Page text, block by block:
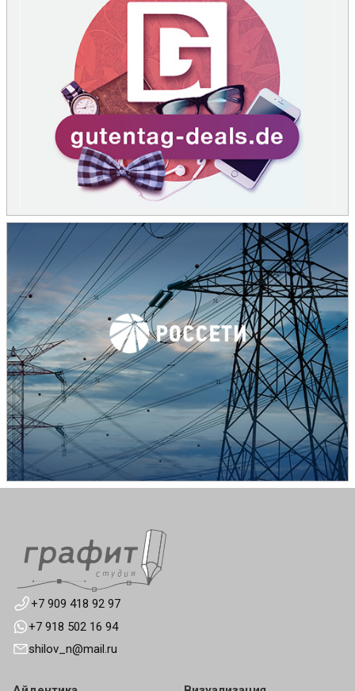
+7 909 418 92 97
+7 918 502 16 94
shilov_n@mail.ru